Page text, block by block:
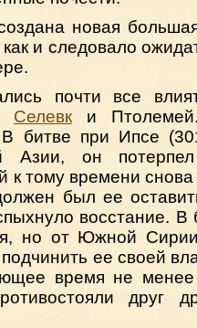
новая
и следовало
почти все
Селевки
В битве при Ипсе
он потерпел
к тому времени
был ее
восстание. В
но от Южной Сирии
ее своей
время не менее
друг